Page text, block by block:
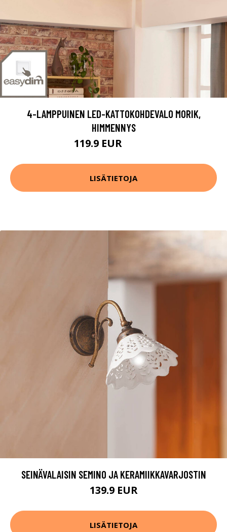
4-LAMPPUINEN LED-KATTOKOHDEVALO MORIK,
HIMMENNYS
119.9 EUR
LISÄTIETOJA
SEINÄVALAISIN SEMINO JA KERAMIIKKAVARJOSTIN
139.9 EUR
LISÄTIETOJA